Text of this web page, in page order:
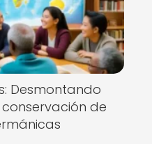
Desmontando
de